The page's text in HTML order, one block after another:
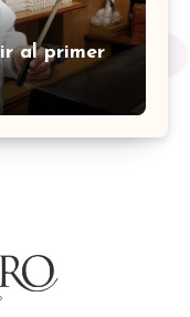
al primer